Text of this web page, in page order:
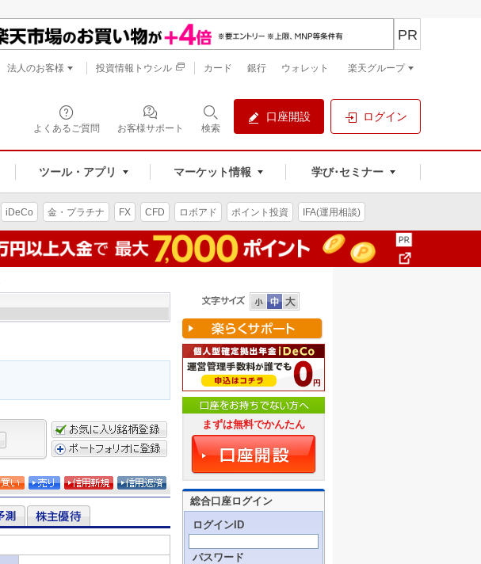
よくあるご質問 お客様サポート 検索
口座開設 ログイン
ツール・アプリ マーケット情報 学び･セミナー
PR
法人のお客様 投資情報トウシル カード 銀行 ウォレット 楽天グループ
iDeCo 金・プラチナ FX CFD ロボアド ポイント投資 IFA(運用相談)
まずは無料でかんたん
総合口座ログイン
ログインID
パスワード